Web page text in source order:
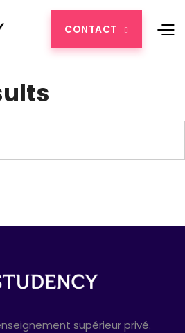
CONTACT 
supérieur privé.